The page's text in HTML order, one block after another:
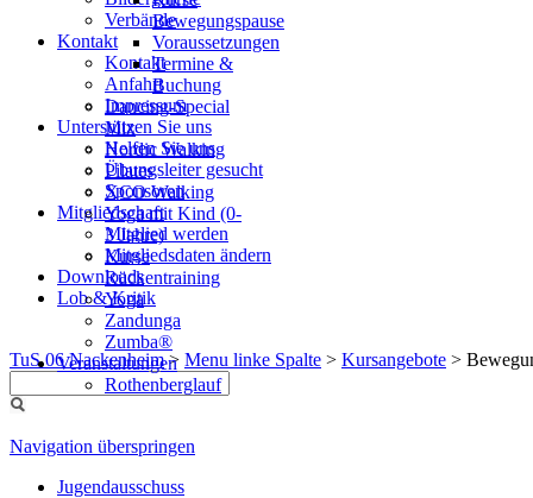
Verbände
Kontakt
Kontakt
Anfahrt
Impressum
Unterstützen Sie uns
Helfen Sie uns
Übungsleiter gesucht
Sponsoren
Mitgliedschaft
Mitglied werden
Mitgliedsdaten ändern
Downloads
Lob & Kritik
TuS 06 Nackenheim> Menu linke Spalte > Kursangebote >
Bewegungspause
Voraussetzungen
Termine &
Buchung
Dancing-Special
Mix
Nordic Walking
Pilates
XCO Walking
Yoga mit Kind (0-
3 Jahre)
Kurse
Rückentraining
Yoga
Zandunga
Zumba®
Veranstaltungen
Rothenberglauf
Navigation überspringen
Jugendausschuss